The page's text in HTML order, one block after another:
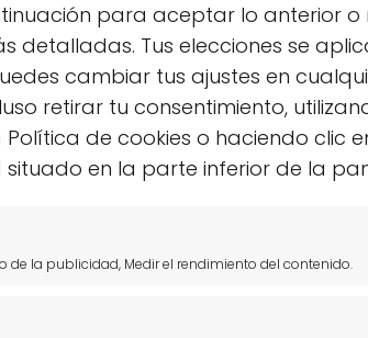
para aceptar lo anterior o
detalladas. Tus elecciones se
cambiar tus ajustes en
retirar tu consentimiento,
de cookies o haciendo clic
situado en la parte inferior de la
de la publicidad, Medir el rendimiento del contenido.
es esencial entender
alternativa viable y accesible en
prefabricadas?
que se construyen en fábricas
con materiales